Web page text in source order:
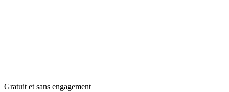
Gratuit et sans engagement